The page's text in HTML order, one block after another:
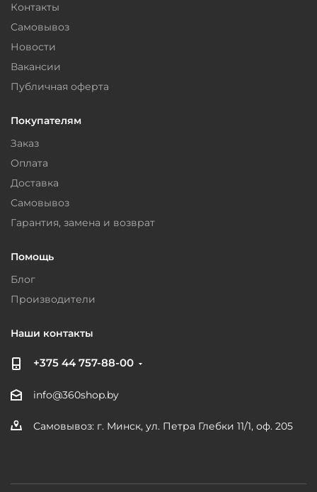
Контакты
Самовывоз
Новости
Вакансии
Публичная оферта
Покупателям
Заказ
Оплата
Доставка
Самовывоз
Гарантия, замена и возврат
Помощь
Блог
Производители
Наши контакты
+375 44 757-88-00
info@360shop.by
Самовывоз: г. Минск, ул. Петра Глебки 11/1, оф. 205